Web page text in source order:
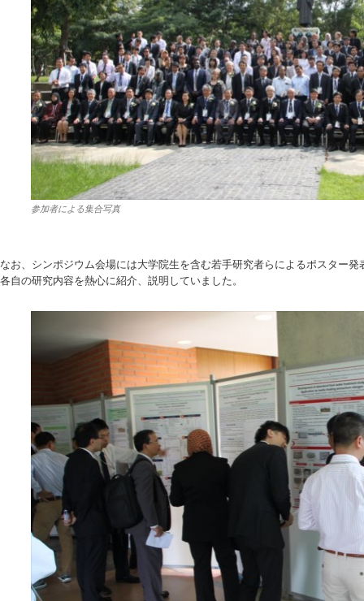
参加者による集合写真
なお、シンポジウム会場には大学院生を含む若手研究者らによるポスター
各自の研究内容を熱心に紹介、説明していました。